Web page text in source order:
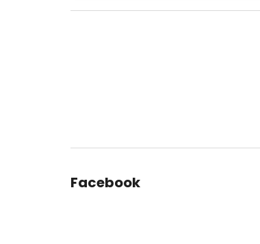
Facebook